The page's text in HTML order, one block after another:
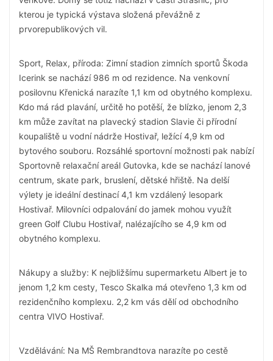
kterou je typická výstava složená převážně z
prvorepublikových vil.
Sport, Relax, příroda: Zimní stadion zimních sportů Škoda
Icerink se nachází 986 m od rezidence. Na venkovní
posilovnu Křenická narazíte 1,1 km od obytného komplexu.
Kdo má rád plavání, určitě ho potěší, že blízko, jenom 2,3
km může zavítat na plavecký stadion Slavie či přírodní
koupaliště u vodní nádrže Hostivař, ležící 4,9 km od
bytového souboru. Rozsáhlé sportovní možnosti pak nabízí
Sportovně relaxační areál Gutovka, kde se nachází lanové
centrum, skate park, bruslení, dětské hřiště. Na delší
výlety je ideální destinací 4,1 km vzdálený lesopark
Hostivař. Milovníci odpalování do jamek mohou využít
green Golf Clubu Hostivař, nalézajícího se 4,9 km od
obytného komplexu.
Nákupy a služby: K nejbližšímu supermarketu Albert je to
jenom 1,2 km cesty, Tesco Skalka má otevřeno 1,3 km od
rezidenčního komplexu. 2,2 km vás dělí od obchodního
centra VIVO Hostivař.
Vzdělávání: Na MŠ Rembrandtova narazíte po cestě